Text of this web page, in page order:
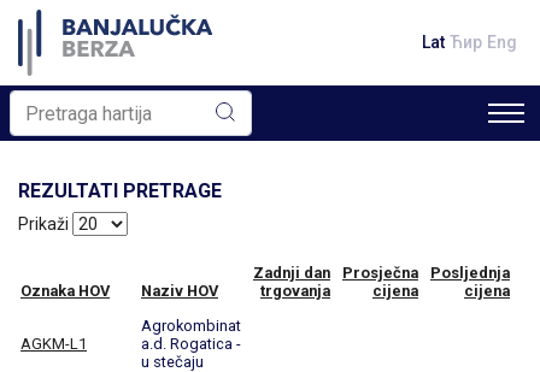
Lat Ћир Eng
REZULTATI PRETRAGE
Prikaži
Oznaka HOV Naziv HOV
Zadnji dan
trgovanja
Prosječna
cijena
Posljednja
cijena
AGKM-L1
Agrokombinat
a.d. Rogatica -
u stečaju